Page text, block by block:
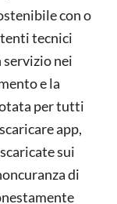
con o
tecnici
servizio nei
e la
per tutti
app,
sui
di